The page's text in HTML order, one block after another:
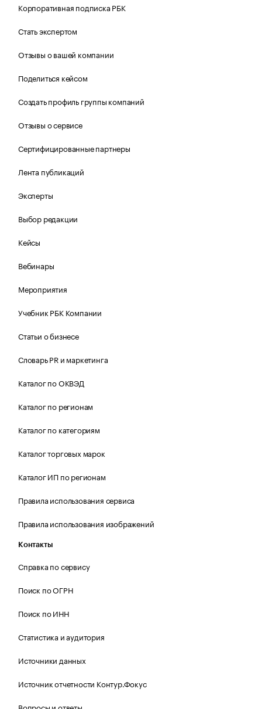
Корпоративная подписка РБК
Стать экспертом
Отзывы о вашей компании
Поделиться кейсом
Создать профиль группы компаний
Отзывы о сервисе
Сертифицированные партнеры
Лента публикаций
Эксперты
Выбор редакции
Кейсы
Вебинары
Мероприятия
Учебник РБК Компании
Статьи о бизнесе
Словарь PR и маркетинга
Каталог по ОКВЭД
Каталог по регионам
Каталог по категориям
Каталог торговых марок
Каталог ИП по регионам
Правила использования сервиса
Правила использования изображений
Контакты
Справка по сервису
Поиск по ОГРН
Поиск по ИНН
Статистика и аудитория
Источники данных
Источник отчетности Контур.Фокус